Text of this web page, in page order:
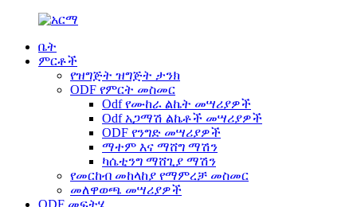
ቤት
ምርቶች
የዝግጅት ዝግጅት ታንክ
ODF የምርት መስመር
Odf የሙከራ ልኬት መሣሪያዎች
Odf አጋማሽ ልኬቶች መሣሪያዎች
ODF የንግድ መሣሪያዎች
ማተም እና ማሸግ ማሽን
ካሴቲንግ ማሸጊያ ማሽን
የመርከብ መከላከያ የማምረቻ መስመር
መለዋወጫ መሣሪያዎች
ODF መፍትሄ